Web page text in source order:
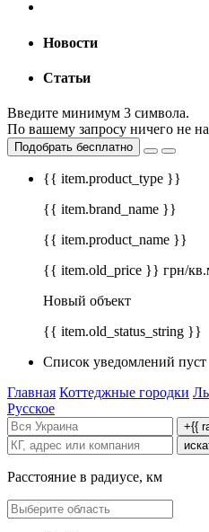
Новости
Статьи
Введите минимум 3 символа.
По вашему запросу ничего не
Подобрать бесплатно
{{ item.product_type }}
{{ item.brand_name }}
{{ item.product_name }}
{{ item.old_price }} грн/
Новый объект
{{ item.old_status_string }}
Список уведомлений пуст
Главная Коттеджные городки
Русское
+{{
Расстояние в радиусе, км